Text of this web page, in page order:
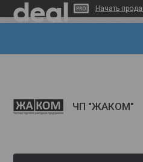
Начать
ЧП "ЖАКОМ"